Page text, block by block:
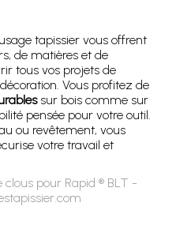
tapissier vous offrent
de matières et de
tous vos projets de
Vous profitez de
sur bois comme sur
pensée pour votre outil.
ou revêtement, vous
votre travail et
pour Rapid ® BLT -